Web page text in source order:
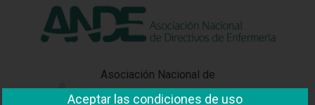
"Ver política"
Asociación Nacional de
Directivos de Enfermería
Aceptar las condiciones de uso